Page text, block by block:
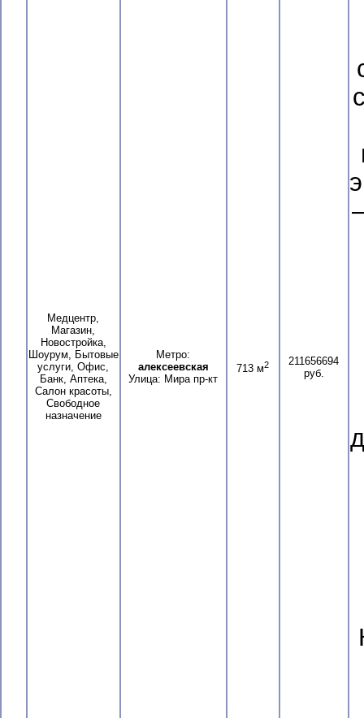
Медцентр,
Магазин,
Новостройка,
Шоурум, Бытовые
услуги, Офис,
Банк, Аптека,
Салон красоты,
Свободное
назначение
Метро:
алексеевская
Улица: Мира пр-кт
713 м2
211656694
руб.